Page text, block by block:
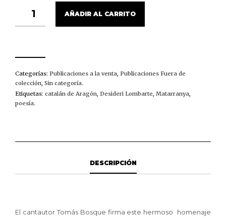
CANTA
AÑADIR AL CARRITO
Categorías: Publicaciones a la venta, Publicaciones Fuera de
colección, Sin categoría.
Etiquetas: catalán de Aragón, Desideri Lombarte, Matarranya,
poesía.
DESCRIPCIÓN
El cantautor Tomás Bosque firma este hermoso homenaje